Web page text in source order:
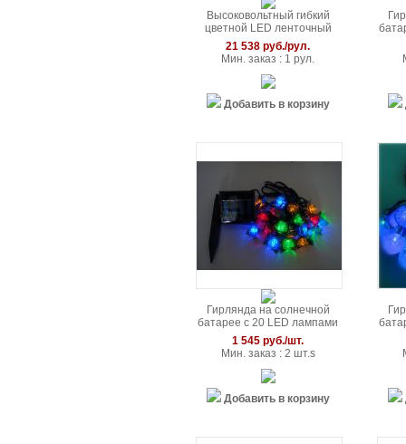
Высоковольтный гибкий
цветной LED ленточный
модуль (переменное
напряжение 110В/220В; 18
LED/м; 100м/катушка/уп.)
21 538 руб./рул.
Мин. заказ : 1 рул.
Добавить в корзину
Гирлянда на солнечной
батарее с 20 LED лампами
в форме роз
1 545 руб./шт.
Мин. заказ : 2 шт.s
Добавить в корзину